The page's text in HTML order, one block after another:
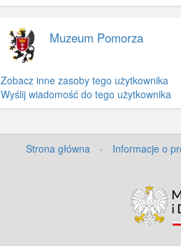
Muzeum Pomorza
Zobacz inne zasoby tego użytkownika
Wyślij wiadomość do tego użytkownika
Strona główna · Informacje o